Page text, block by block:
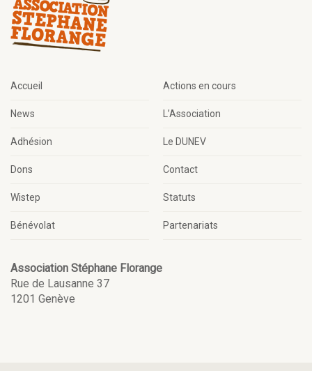
Accueil Actions en cours
News L’Association
Adhésion Le DUNEV
Dons Contact
Wistep Statuts
Bénévolat Partenariats
Association Stéphane Florange
Rue de Lausanne 37
1201 Genève